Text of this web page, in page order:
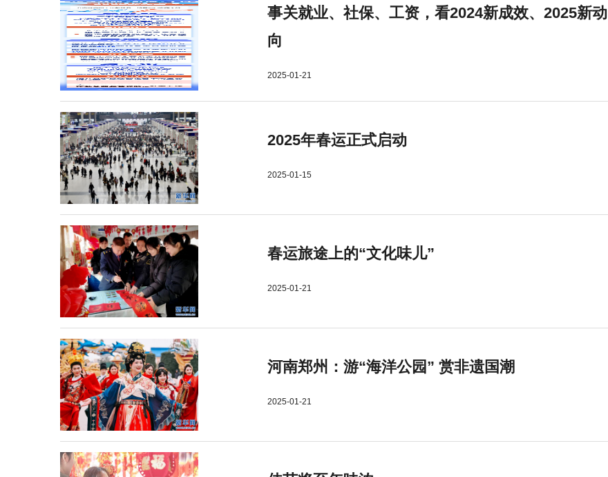
事关就业、社保、工资，看2024新成效、2025新动
向
2025-01-21
2025年春运正式启动
2025-01-15
春运旅途上的“文化味儿”
2025-01-21
河南郑州：游“海洋公园” 赏非遗国潮
2025-01-21